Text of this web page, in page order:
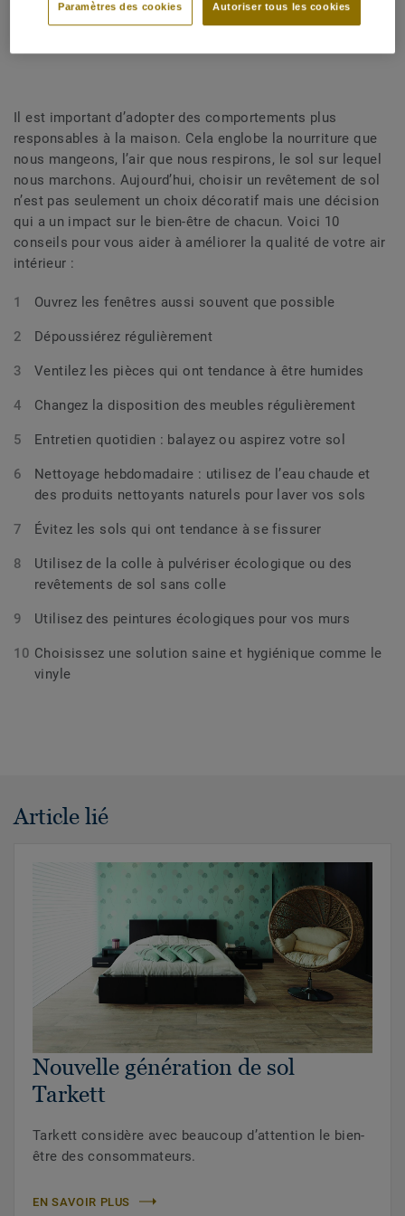
Il est important d’adopter des comportements plus
responsables à la maison. Cela englobe la nourriture que
nous mangeons, l’air que nous respirons, le sol sur lequel
nous marchons. Aujourd’hui, choisir un revêtement de sol
n’est pas seulement un choix décoratif mais une décision
qui a un impact sur le bien-être de chacun. Voici 10
conseils pour vous aider à améliorer la qualité de votre air
intérieur :
Ouvrez les fenêtres aussi souvent que possible
Dépoussiérez régulièrement
Ventilez les pièces qui ont tendance à être humides
Changez la disposition des meubles régulièrement
Entretien quotidien : balayez ou aspirez votre sol
Nettoyage hebdomadaire : utilisez de l’eau chaude et
des produits nettoyants naturels pour laver vos sols
Évitez les sols qui ont tendance à se fissurer
Utilisez de la colle à pulvériser écologique ou des
revêtements de sol sans colle
Utilisez des peintures écologiques pour vos murs
Choisissez une solution saine et hygiénique comme le
vinyle
Article lié
Nouvelle génération de sol
Tarkett
Tarkett considère avec beaucoup d’attention le bien-
être des consommateurs.
EN SAVOIR PLUS
Paramètres des cookies Autoriser tous les cookies